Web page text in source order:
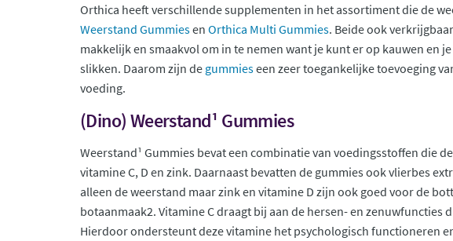
Orthica heeft verschillende supplementen in het assortiment die de
Weerstand Gummiesen Orthica Multi Gummies. Beide ook
makkelijk en smaakvol om in te nemen want je kunt er op kauwen en
slikken. Daarom zijn de gummieseen zeer toegankelijke toevoeging
voeding.
(Dino) Weerstand¹ Gummies
Weerstand¹ Gummies bevat een combinatie van voedingsstoffen die
vitamine C, D en zink. Daarnaast bevatten de gummies ook vlierbes
alleen de weerstand maar zink en vitamine D zijn ook goed voor de
botaanmaak2. Vitamine C draagt bij aan de hersen- en zenuwfuncties
Hierdoor ondersteunt deze vitamine het psychologisch functioneren